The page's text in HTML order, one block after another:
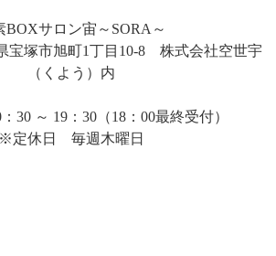
BOXサロン宙～SORA～
宝塚市旭町1丁目10-8 株式会社空世宇
（くよう）内
30 ～ 19：30（18：00最終受付）
※定休日 毎週木曜日